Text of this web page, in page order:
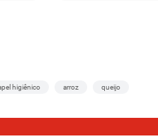
higiênico arroz queijo